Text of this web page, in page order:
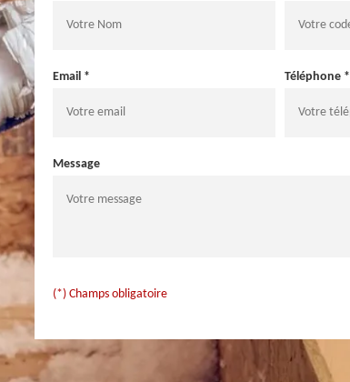
Email * Téléphone *
Message
(*) Champs obligatoire